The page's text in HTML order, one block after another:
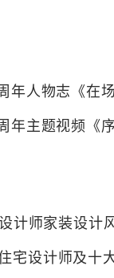
年人物志《在场
年主题视频《序
计师家装设计
宅设计师及十